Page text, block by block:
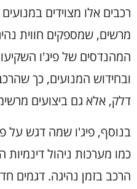
רכבים אלו מצוידים
מרשים, שמספקים חווית
המהנדסים של פיג'ו
ובחידוש המנועים, כך
דלק, אלא גם ביצועים
בנוסף, פיג'ו שמה דגש על
כמו מערכות ניהול
הרכב בזמן נהיגה. דגמים